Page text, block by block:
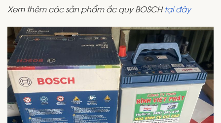
Xem thêm các sản phẩm ắc quy BOSCHtại đây